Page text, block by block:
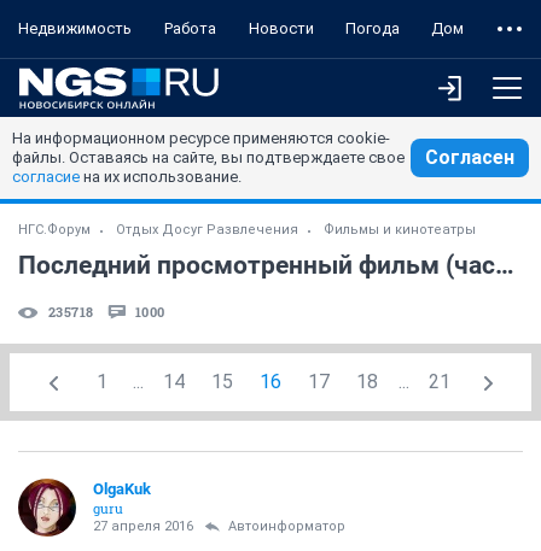
Недвижимость Работа Новости Погода Дом
На информационном ресурсе применяются cookie-
файлы. Оставаясь на сайте, вы подтверждаете свое
согласие на их использование.
Согласен
НГС.Форум Отдых Досуг Развлечения Фильмы и кинотеатры
Последний просмотренный фильм (часть 7)
235718 1000
1 ... 14 15 16 17 18 ... 21
OlgaKuk
guru
27 апреля 2016 Автоинформатор